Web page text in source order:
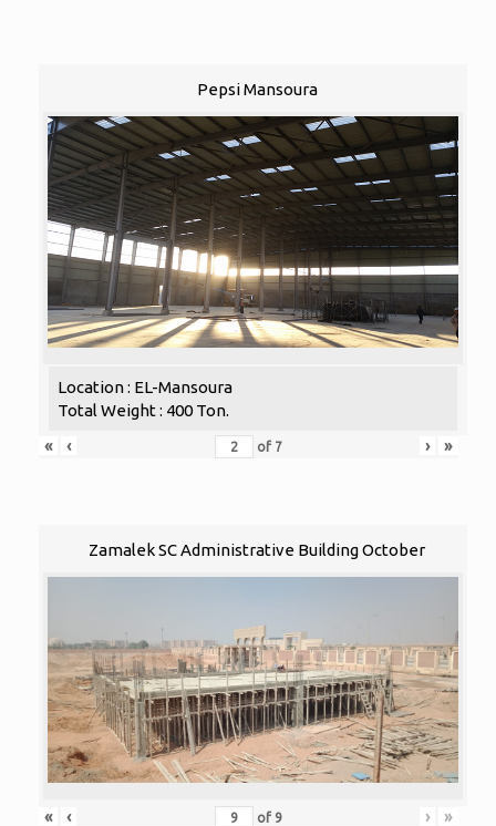
Pepsi Mansoura
Location : EL-Mansoura
Total Weight : 400 Ton.
«
‹ of 7 › »
Zamalek SC Administrative Building October
« ‹ of 9 › »